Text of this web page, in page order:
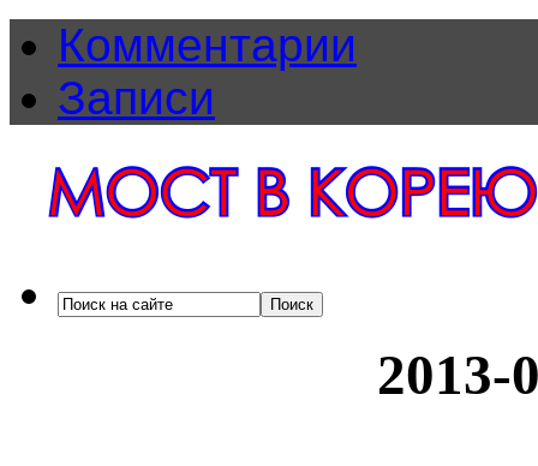
Комментарии
Записи
2013-